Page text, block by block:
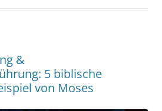
&
5 biblische
von Moses